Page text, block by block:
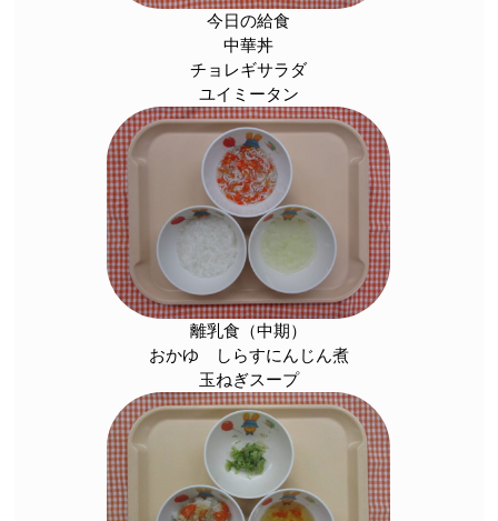
今日の給食
中華丼
チョレギサラダ
ユイミータン
離乳食（中期）
おかゆ しらすにんじん煮
玉ねぎスープ